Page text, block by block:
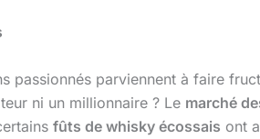
passionnés parviennent à faire
ni un millionnaire ? Le marché
fûts de whisky écossais ont